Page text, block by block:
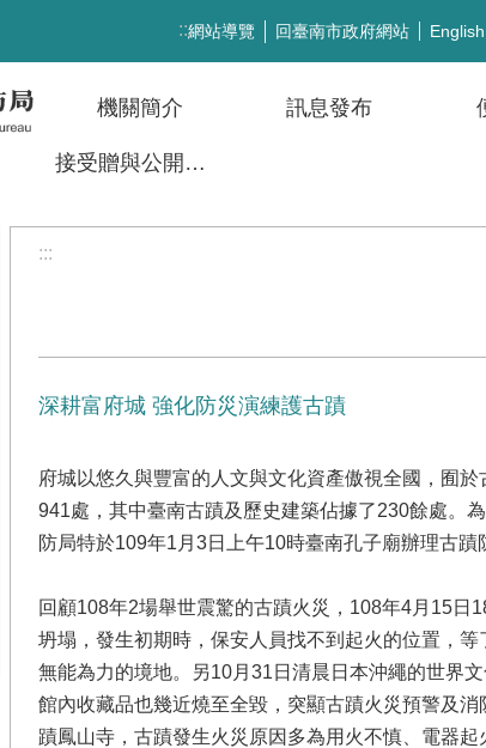
:::網站導覽 回臺南市政府網站 English
機關簡介 訊息發布
接受贈與公開徵信
:::
深耕富府城 強化防災演練護古蹟
府城以悠久與豐富的人文與文化資產傲視全國，囿
941處，其中臺南古蹟及歷史建築佔據了230餘處。
防局特於109年1月3日上午10時臺南孔子廟辦理古蹟
回顧108年2場舉世震驚的古蹟火災，108年4月15
坍塌，發生初期時，保安人員找不到起火的位置，
無能為力的境地。另10月31日清晨日本沖繩的世界
館內收藏品也幾近燒至全毀，突顯古蹟火災預警及
蹟鳳山寺，古蹟發生火災原因多為用火不慎、電器